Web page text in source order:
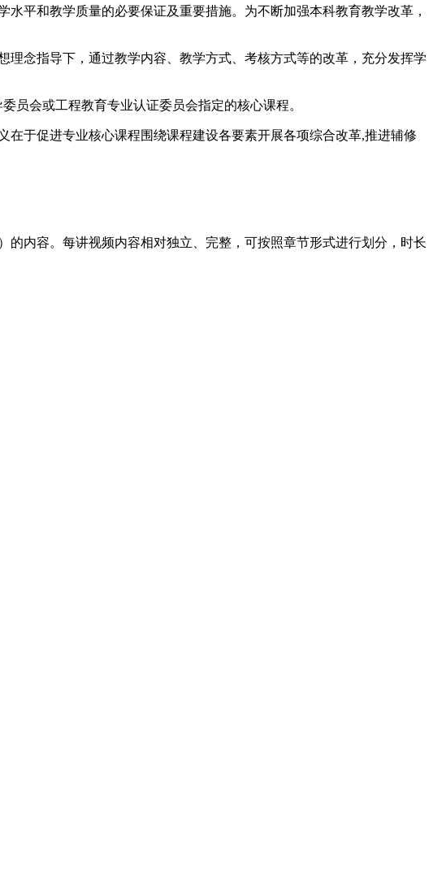
平和教学质量的必要保证及重要措施。为不断加强本科教育教学改革，
念指导下，通过教学内容、教学方式、考核方式等的改革，充分发挥学
员会或工程教育专业认证委员会指定的核心课程。
于促进专业核心课程围绕课程建设各要素开展各项综合改革,推进辅修
内容。每讲视频内容相对独立、完整，可按照章节形式进行划分，时长